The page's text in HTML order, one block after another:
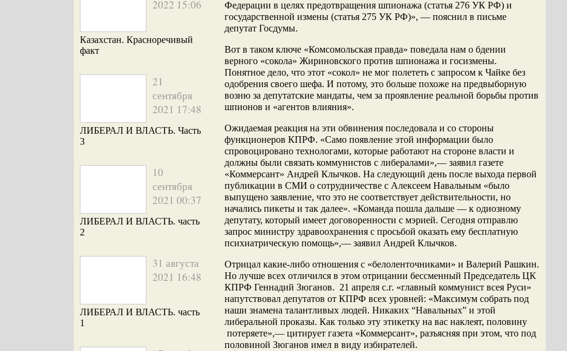
2022 15:06
Казахстан. Красноречивый
факт
21
сентября
2021 17:48
ЛИБЕРАЛ И ВЛАСТЬ. Часть
3
10
сентября
2021 00:37
ЛИБЕРАЛ И ВЛАСТЬ. часть
2
31 августа
2021 16:48
ЛИБЕРАЛ И ВЛАСТЬ. часть
1
Федерации в целях предотвращения шпионажа (статья 276 УК РФ) и
государственной измены (статья 275 УК РФ)», — пояснил в письме
депутат Госдумы.
Вот в таком ключе «Комсомольская правда» поведала нам о бдении
верного «сокола» Жириновского против шпионажа и госизмены.
Понятное дело, что этот «сокол» не мог полететь с запросом к Чайке без
одобрения своего шефа. И потому, это больше похоже на предвыборную
возню за депутатские мандаты, чем за проявление реальной борьбы против
шпионов и «агентов влияния».
Ожидаемая реакция на эти обвинения последовала и со стороны
функционеров КПРФ. «Само появление этой информации было
спровоцировано технологами, которые работают на стороне власти и
должны были связать коммунистов с либералами»,— заявил газете
«Коммерсант» Андрей Клычков. На следующий день после выхода первой
публикации в СМИ о сотрудничестве с Алексеем Навальным «было
выпущено заявление, что это не соответствует действительности, но
начались пикеты и так далее». «Команда пошла дальше — к одиозному
депутату, который имеет договоренности с мэрией. Сегодня отправлю
запрос министру здравоохранения с просьбой оказать ему бесплатную
психиатрическую помощь»,— заявил Андрей Клычков.
Отрицал какие-либо отношения с «белоленточниками» и Валерий Рашкин.
Но лучше всех отличился в этом отрицании бессменный Председатель ЦК
КПРФ Геннадий Зюганов. 21 апреля с.г. «главный коммунист всея Руси»
напутствовал депутатов от КПРФ всех уровней: «Максимум собрать под
наши знамена талантливых людей. Никаких “Навальных” и этой
либеральной проказы. Как только эту этикетку на вас наклеят, половину
потеряете»,— цитирует газета «Коммерсант», разъясняя при этом, что под
половиной Зюганов имел в виду избирателей.